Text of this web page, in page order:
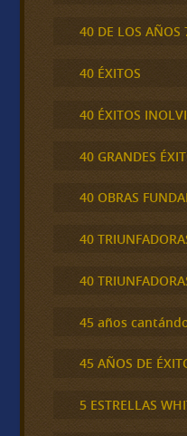
40 DE LOS AÑOS
40 ÉXITOS
40 ÉXITOS
40 GRANDES
40 OBRAS
40
40
45 años
45 AÑOS DE
5 ESTRELLAS